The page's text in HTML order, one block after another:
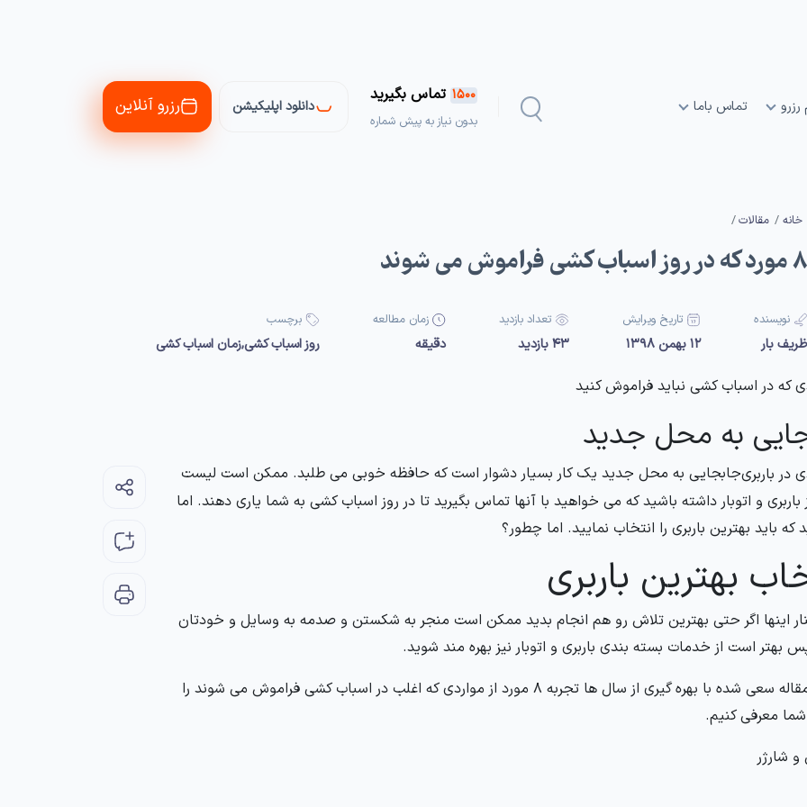
رزرو تماس باما
1500 تماس بگیرید
بدون نیاز به پیش شماره
دانلود اپلیکیشن رزرو آنلاین
خانه مقالات
8 مورد که در روز اسباب کشی فراموش می شوند
نویسنده
ظریف بار
تاریخ ویرایش
12 بهمن 1398
تعداد بازدید
43 بازدید
زمان مطالعه
دقیقه
برچسب
روز اسباب کشی,زمان اسباب کشی
به محل جدید
جابجایی به محل جدید یک کار بسیار دشوار است که حافظه خوبی می طلبد. ممکن است لیست
باربری و اتوبار داشته باشید که می خواهید با آنها تماس بگیرید تا در روز اسباب کشی به شما یاری دهند. اما
که باید بهترین باربری را انتخاب نمایید. اما چطور؟
بهترین باربری
اینها اگر حتی بهترین تلاش رو هم انجام بدید ممکن است منجر به شکستن و صدمه به وسایل و خودتان
بهتر است از خدمات بسته بندی باربری و اتوبار نیز بهره مند شوید.
در این مقاله سعی شده با بهره گیری از سال ها تجربه 8 مورد از مواردی که اغلب در اسباب کشی فراموش می شوند را
معرفی کنیم.